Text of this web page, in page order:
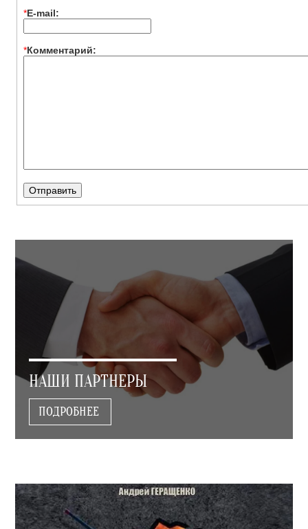
*E-mail:
*Комментарий:
НАШИ ПАРТНЕРЫ
ПОДРОБНЕЕ